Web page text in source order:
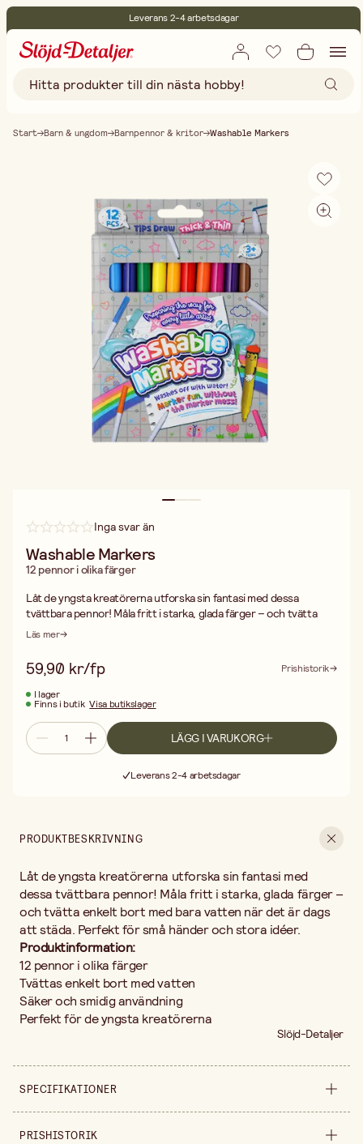
Leverans 2-4 arbetsdagar
Fri frakt vid köp över 499:-
Start Barn & ungdom Barnpennor & kritor Washable Markers
Inga svar än
Washable Markers
12 pennor i olika färger
Låt de yngsta kreatörerna utforska sin fantasi med dessa
tvättbara pennor! Måla fritt i starka, glada färger – och tvätta
enkelt bort med bara vatten när det är dags att städa. Perfekt för
Produktinformation:
12 pennor i olika färger
Tvättas enkelt bort med vatten
Säker och smidig användning
Perfekt för de yngsta kreatörerna
Läs mer
59,90 kr/fp
Prishistorik
I lager
Finns i butik Visa butikslager
LÄGG I VARUKORG
Leverans 2-4 arbetsdagar
PRODUKTBESKRIVNING
Låt de yngsta kreatörerna utforska sin fantasi med
dessa tvättbara pennor! Måla fritt i starka, glada färger –
och tvätta enkelt bort med bara vatten när det är dags
att städa. Perfekt för små händer och stora idéer.
Produktinformation:
12 pennor i olika färger
Tvättas enkelt bort med vatten
Säker och smidig användning
Perfekt för de yngsta kreatörerna
Slöjd-Detaljer
SPECIFIKATIONER
Säljs i förpackning
PRISHISTORIK